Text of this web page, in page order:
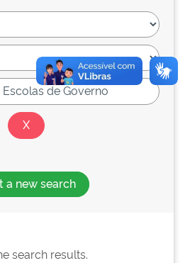
a new search
search results.